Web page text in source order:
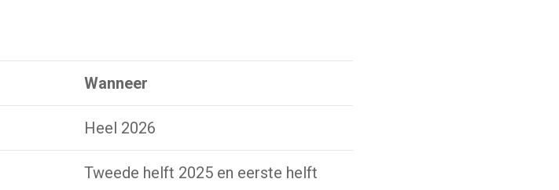
Wanneer
Heel 2026
Tweede helft 2025 en eerste helft